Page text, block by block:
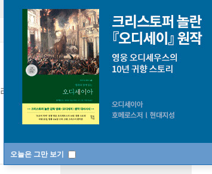
오늘은 그만 보기
, 온라인 시험 대비[ 스마트한 PDF 필기 기능을 사